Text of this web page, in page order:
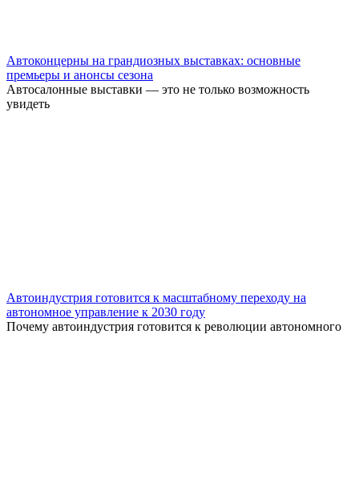
Автоконцерны на грандиозных выставках: основные
премьеры и анонсы сезона
Автосалонные выставки — это не только возможность
увидеть
Автоиндустрия готовится к масштабному переходу на
автономное управление к 2030 году
Почему автоиндустрия готовится к революции автономного